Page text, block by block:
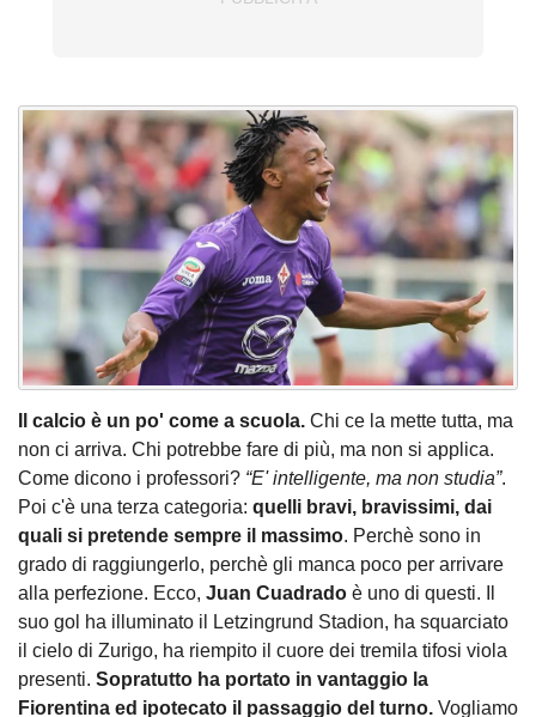
Il calcio è un po' come a scuola. Chi ce la mette tutta, ma
non ci arriva. Chi potrebbe fare di più, ma non si applica.
Come dicono i professori? “E' intelligente, ma non studia”.
Poi c'è una terza categoria: quelli bravi, bravissimi, dai
quali si pretende sempre il massimo. Perchè sono in
grado di raggiungerlo, perchè gli manca poco per arrivare
alla perfezione. Ecco, Juan Cuadrado è uno di questi. Il
suo gol ha illuminato il Letzingrund Stadion, ha squarciato
il cielo di Zurigo, ha riempito il cuore dei tremila tifosi viola
presenti. Sopratutto ha portato in vantaggio la
Fiorentina ed ipotecato il passaggio del turno. Vogliamo